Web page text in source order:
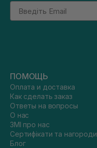
Email
ПОМОЩЬ
Оплата и доставка
Как сделать заказ
Ответы на вопросы
О нас
ЗМІ про нас
Сертифікати та нагороди
Блог